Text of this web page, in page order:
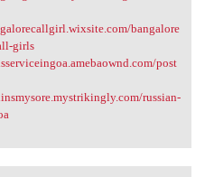
bangalore
girls
post
russian-